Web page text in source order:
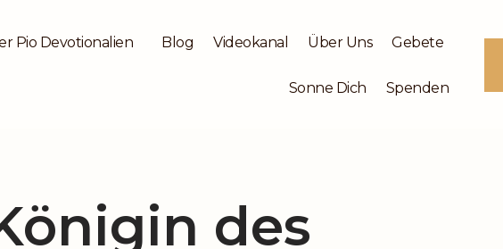
Pio Devotionalien Blog Videokanal Über Uns Gebete
Sonne Dich Spenden
des